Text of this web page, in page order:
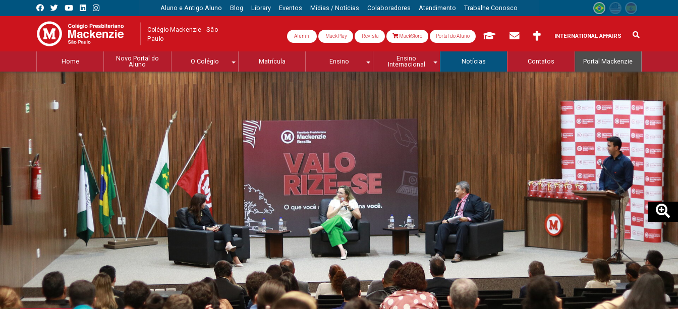
Aluno e Antigo Aluno Blog Library Eventos Mídias / Notícias Colaboradores Atendimento Trabalhe Conosco
Colégio Mackenzie - São
Paulo Alumni MackPlay Revista MackStore Portal do Aluno INTERNATIONAL AFFAIRS
Home
Novo Portal do
Aluno
O Colégio Matrícula Ensino
Ensino
Internacional
Notícias Contatos Portal Mackenzie